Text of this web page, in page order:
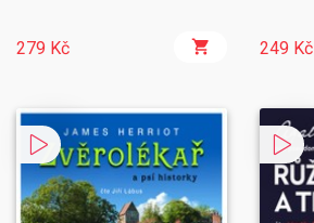
279 Kč 249 Kč